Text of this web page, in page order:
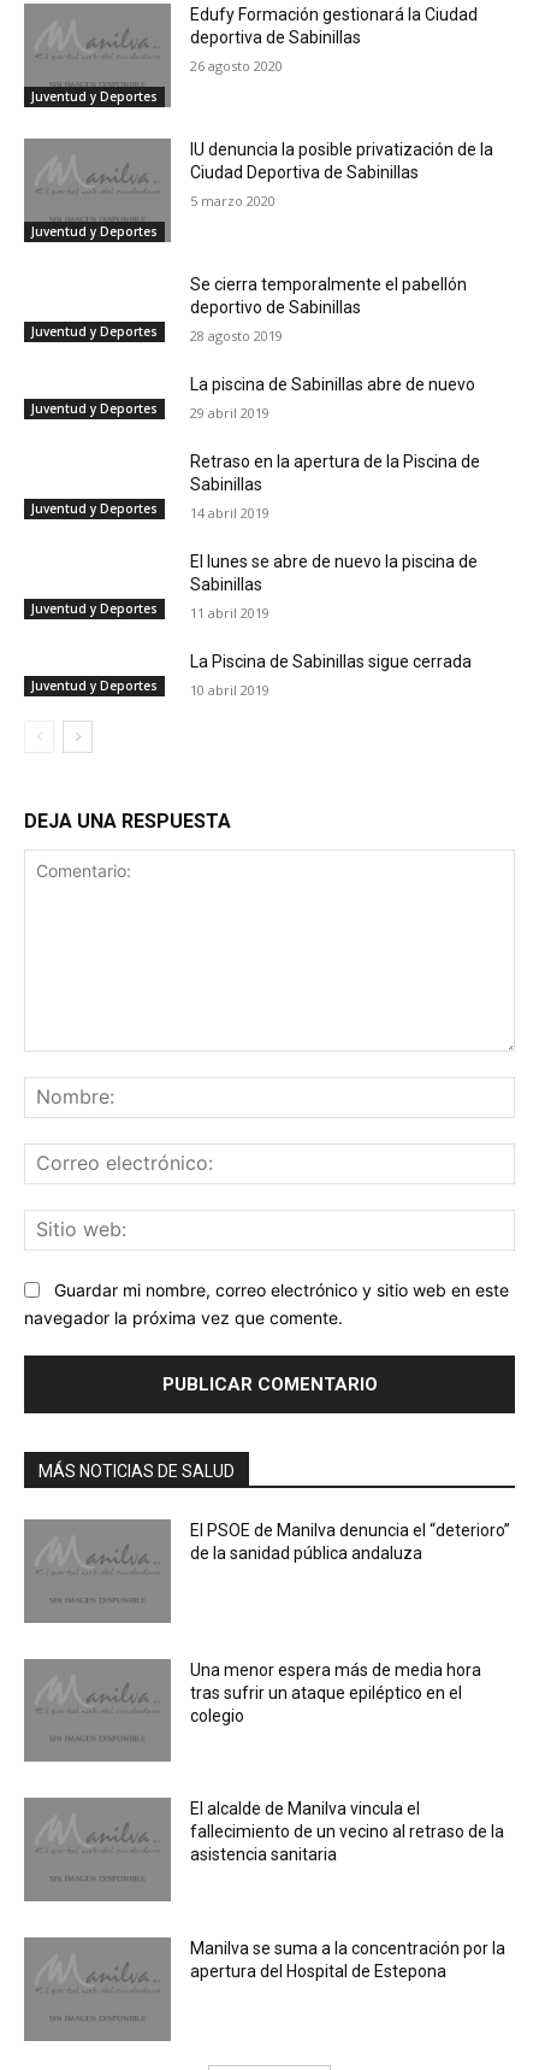
Juventud y Deportes
Edufy Formación gestionará la Ciudad
deportiva de Sabinillas
26 agosto 2020
Juventud y Deportes
IU denuncia la posible privatización de la
Ciudad Deportiva de Sabinillas
5 marzo 2020
Juventud y Deportes
Se cierra temporalmente el pabellón
deportivo de Sabinillas
28 agosto 2019
Juventud y Deportes
La piscina de Sabinillas abre de nuevo
29 abril 2019
Juventud y Deportes
Retraso en la apertura de la Piscina de
Sabinillas
14 abril 2019
Juventud y Deportes
El lunes se abre de nuevo la piscina de
Sabinillas
11 abril 2019
Juventud y Deportes
La Piscina de Sabinillas sigue cerrada
10 abril 2019
DEJA UNA RESPUESTA
Guardar mi nombre, correo electrónico y sitio web en este
navegador la próxima vez que comente.
MÁS NOTICIAS DE SALUD
El PSOE de Manilva denuncia el “deterioro”
de la sanidad pública andaluza
Una menor espera más de media hora
tras sufrir un ataque epiléptico en el
colegio
El alcalde de Manilva vincula el
fallecimiento de un vecino al retraso de la
asistencia sanitaria
Manilva se suma a la concentración por la
apertura del Hospital de Estepona